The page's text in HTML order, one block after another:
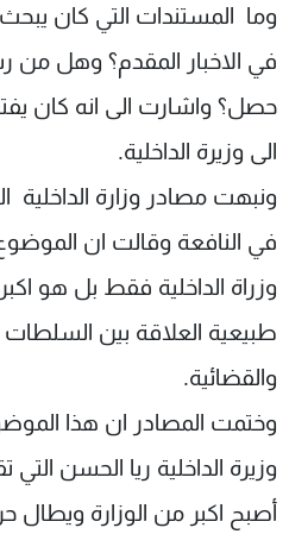
وما المستندات التي كان
في الاخبار المقدم؟ وهل
حصل؟ واشارت الى انه كان
الى وزيرة الداخلية.
ونبهت مصادر وزارة
في النافعة وقالت ان
وزراة الداخلية فقط بل هو
طبيعية العلاقة بين السلطات
والقضائية.
وختمت المصادر ان هذا
وزيرة الداخلية ريا الحسن التي
أصبح اكبر من الوزارة ويطال
لاعلاناتكم
شروط